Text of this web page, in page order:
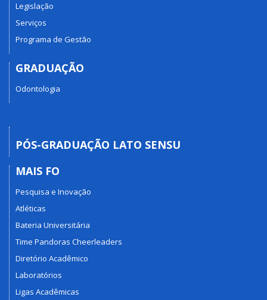
Legislação
Serviços
Programa de Gestão
GRADUAÇÃO
Odontologia
PÓS-GRADUAÇÃO LATO SENSU
MAIS FO
Pesquisa e Inovação
Atléticas
Bateria Universitária
Time Pandoras Cheerleaders
Diretório Acadêmico
Laboratórios
Ligas Acadêmicas